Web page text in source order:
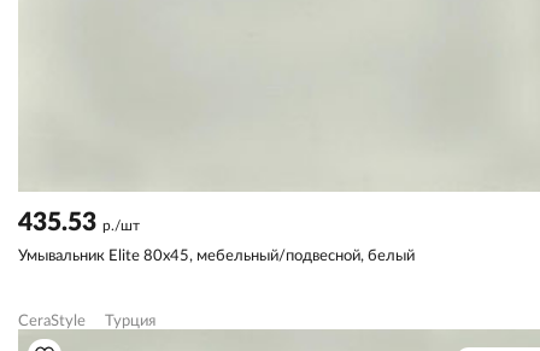
435.53 р./шт
Умывальник Elite 80х45, мебельный/подвесной, белый
CeraStyle Турция